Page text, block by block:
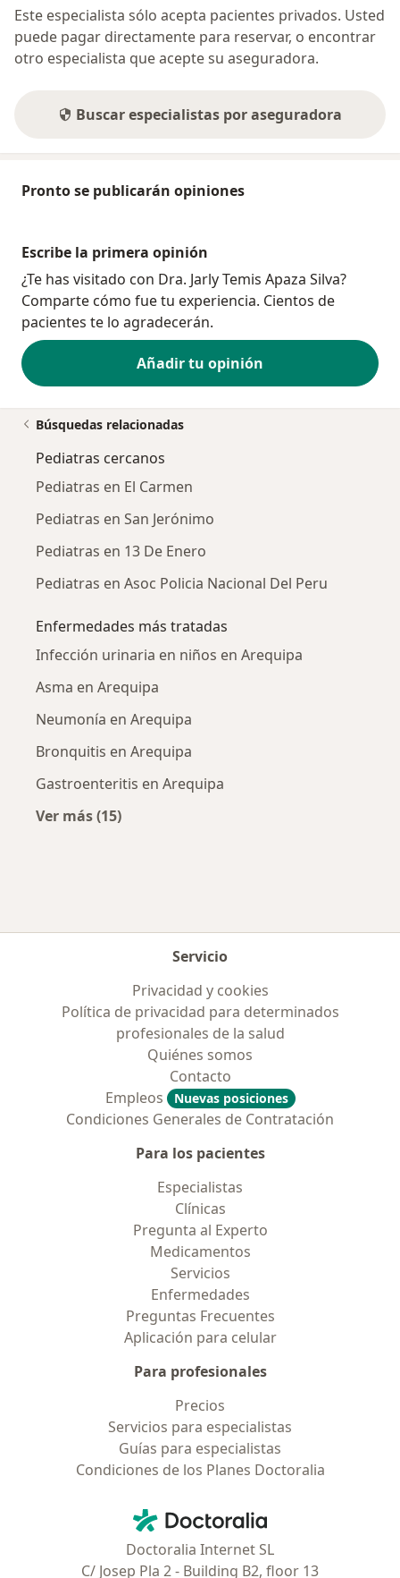
Este especialista sólo acepta pacientes privados. Usted
puede pagar directamente para reservar, o encontrar
otro especialista que acepte su aseguradora.
Buscar especialistas por aseguradora
Pronto se publicarán opiniones
Escribe la primera opinión
¿Te has visitado con Dra. Jarly Temis Apaza Silva?
Comparte cómo fue tu experiencia. Cientos de
pacientes te lo agradecerán.
Añadir tu opinión
Búsquedas relacionadas
Pediatras cercanos
Pediatras en El Carmen
Pediatras en San Jerónimo
Pediatras en 13 De Enero
Pediatras en Asoc Policia Nacional Del Peru
Enfermedades más tratadas
Infección urinaria en niños en Arequipa
Asma en Arequipa
Neumonía en Arequipa
Bronquitis en Arequipa
Gastroenteritis en Arequipa
Ver más (15)
Servicio
Privacidad y cookies
Política de privacidad para determinados
profesionales de la salud
Quiénes somos
Contacto
Empleos
Nuevas posiciones
Condiciones Generales de Contratación
Para los pacientes
Especialistas
Clínicas
Pregunta al Experto
Medicamentos
Servicios
Enfermedades
Preguntas Frecuentes
Aplicación para celular
Para profesionales
Precios
Servicios para especialistas
Guías para especialistas
Condiciones de los Planes Doctoralia
Doctoralia - Página de inicio
Doctoralia Internet SL
C/ Josep Pla 2 - Building B2, floor 13